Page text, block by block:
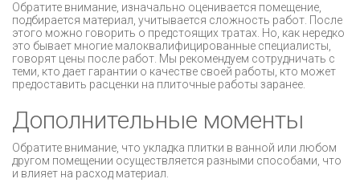
Обратите внимание, изначально оценивается помещение,
подбирается материал, учитывается сложность работ. После
этого можно говорить о предстоящих тратах. Но, как нередко
это бывает многие малоквалифицированные специалисты,
говорят цены после работ. Мы рекомендуем сотрудничать с
теми, кто дает гарантии о качестве своей работы, кто может
предоставить расценки на плиточные работы заранее.
Дополнительные моменты
Обратите внимание, что укладка плитки в ванной или любом
другом помещении осуществляется разными способами, что
и влияет на расход материал.